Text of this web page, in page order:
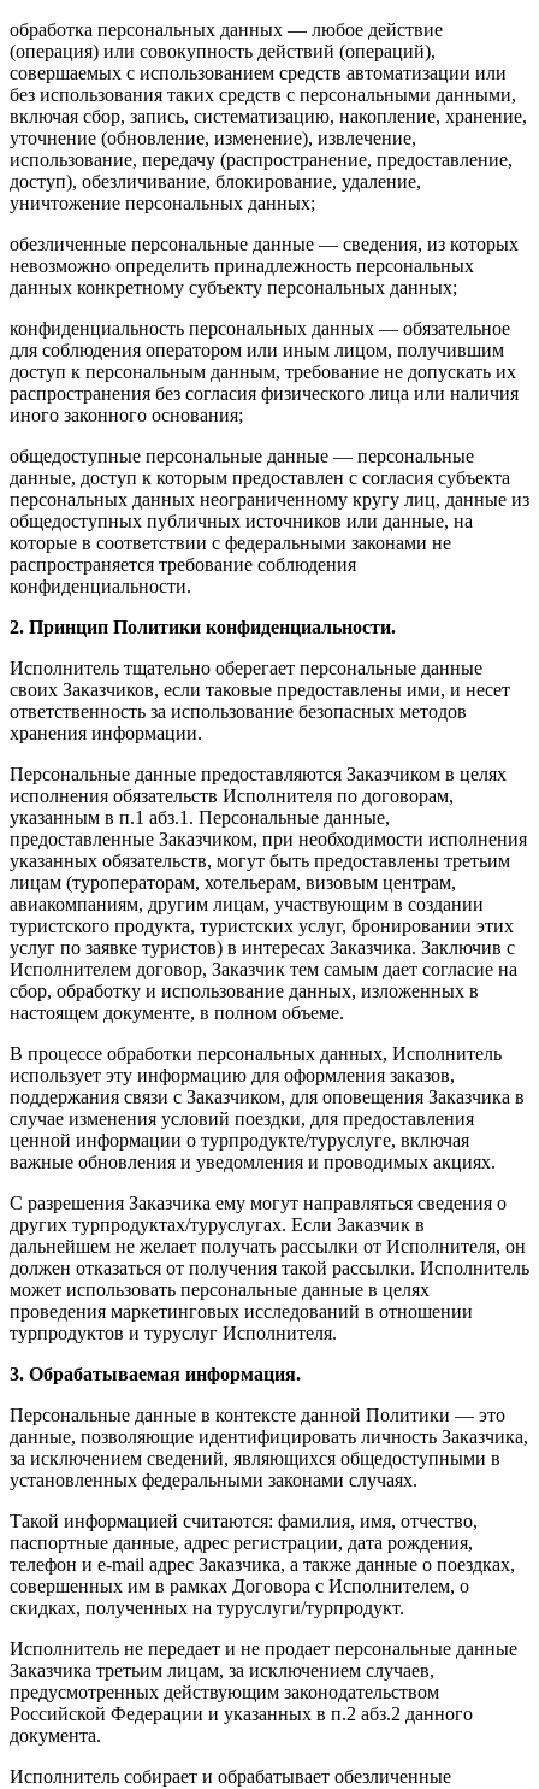
обработка персональных данных — любое действие
(операция) или совокупность действий (операций),
совершаемых с использованием средств автоматизации или
без использования таких средств с персональными данными,
включая сбор, запись, систематизацию, накопление, хранение,
уточнение (обновление, изменение), извлечение,
использование, передачу (распространение, предоставление,
доступ), обезличивание, блокирование, удаление,
уничтожение персональных данных;
обезличенные персональные данные — сведения, из которых
невозможно определить принадлежность персональных
данных конкретному субъекту персональных данных;
конфиденциальность персональных данных — обязательное
для соблюдения оператором или иным лицом, получившим
доступ к персональным данным, требование не допускать их
распространения без согласия физического лица или наличия
иного законного основания;
общедоступные персональные данные — персональные
данные, доступ к которым предоставлен с согласия субъекта
персональных данных неограниченному кругу лиц, данные из
общедоступных публичных источников или данные, на
которые в соответствии с федеральными законами не
распространяется требование соблюдения
конфиденциальности.
2. Принцип Политики конфиденциальности.
Исполнитель тщательно оберегает персональные данные
своих Заказчиков, если таковые предоставлены ими, и несет
ответственность за использование безопасных методов
хранения информации.
Персональные данные предоставляются Заказчиком в целях
исполнения обязательств Исполнителя по договорам,
указанным в п.1 абз.1. Персональные данные,
предоставленные Заказчиком, при необходимости исполнения
указанных обязательств, могут быть предоставлены третьим
лицам (туроператорам, хотельерам, визовым центрам,
авиакомпаниям, другим лицам, участвующим в создании
туристского продукта, туристских услуг, бронировании этих
услуг по заявке туристов) в интересах Заказчика. Заключив с
Исполнителем договор, Заказчик тем самым дает согласие на
сбор, обработку и использование данных, изложенных в
настоящем документе, в полном объеме.
В процессе обработки персональных данных, Исполнитель
использует эту информацию для оформления заказов,
поддержания связи с Заказчиком, для оповещения Заказчика в
случае изменения условий поездки, для предоставления
ценной информации о турпродукте/туруслуге, включая
важные обновления и уведомления и проводимых акциях.
С разрешения Заказчика ему могут направляться сведения о
других турпродуктах/туруслугах. Если Заказчик в
дальнейшем не желает получать рассылки от Исполнителя, он
должен отказаться от получения такой рассылки. Исполнитель
может использовать персональные данные в целях
проведения маркетинговых исследований в отношении
турпродуктов и туруслуг Исполнителя.
3. Обрабатываемая информация.
Персональные данные в контексте данной Политики — это
данные, позволяющие идентифицировать личность Заказчика,
за исключением сведений, являющихся общедоступными в
установленных федеральными законами случаях.
Такой информацией считаются: фамилия, имя, отчество,
паспортные данные, адрес регистрации, дата рождения,
телефон и e-mail адрес Заказчика, а также данные о поездках,
совершенных им в рамках Договора с Исполнителем, о
скидках, полученных на туруслуги/турпродукт.
Исполнитель не передает и не продает персональные данные
Заказчика третьим лицам, за исключением случаев,
предусмотренных действующим законодательством
Российской Федерации и указанных в п.2 абз.2 данного
документа.
Исполнитель собирает и обрабатывает обезличенные